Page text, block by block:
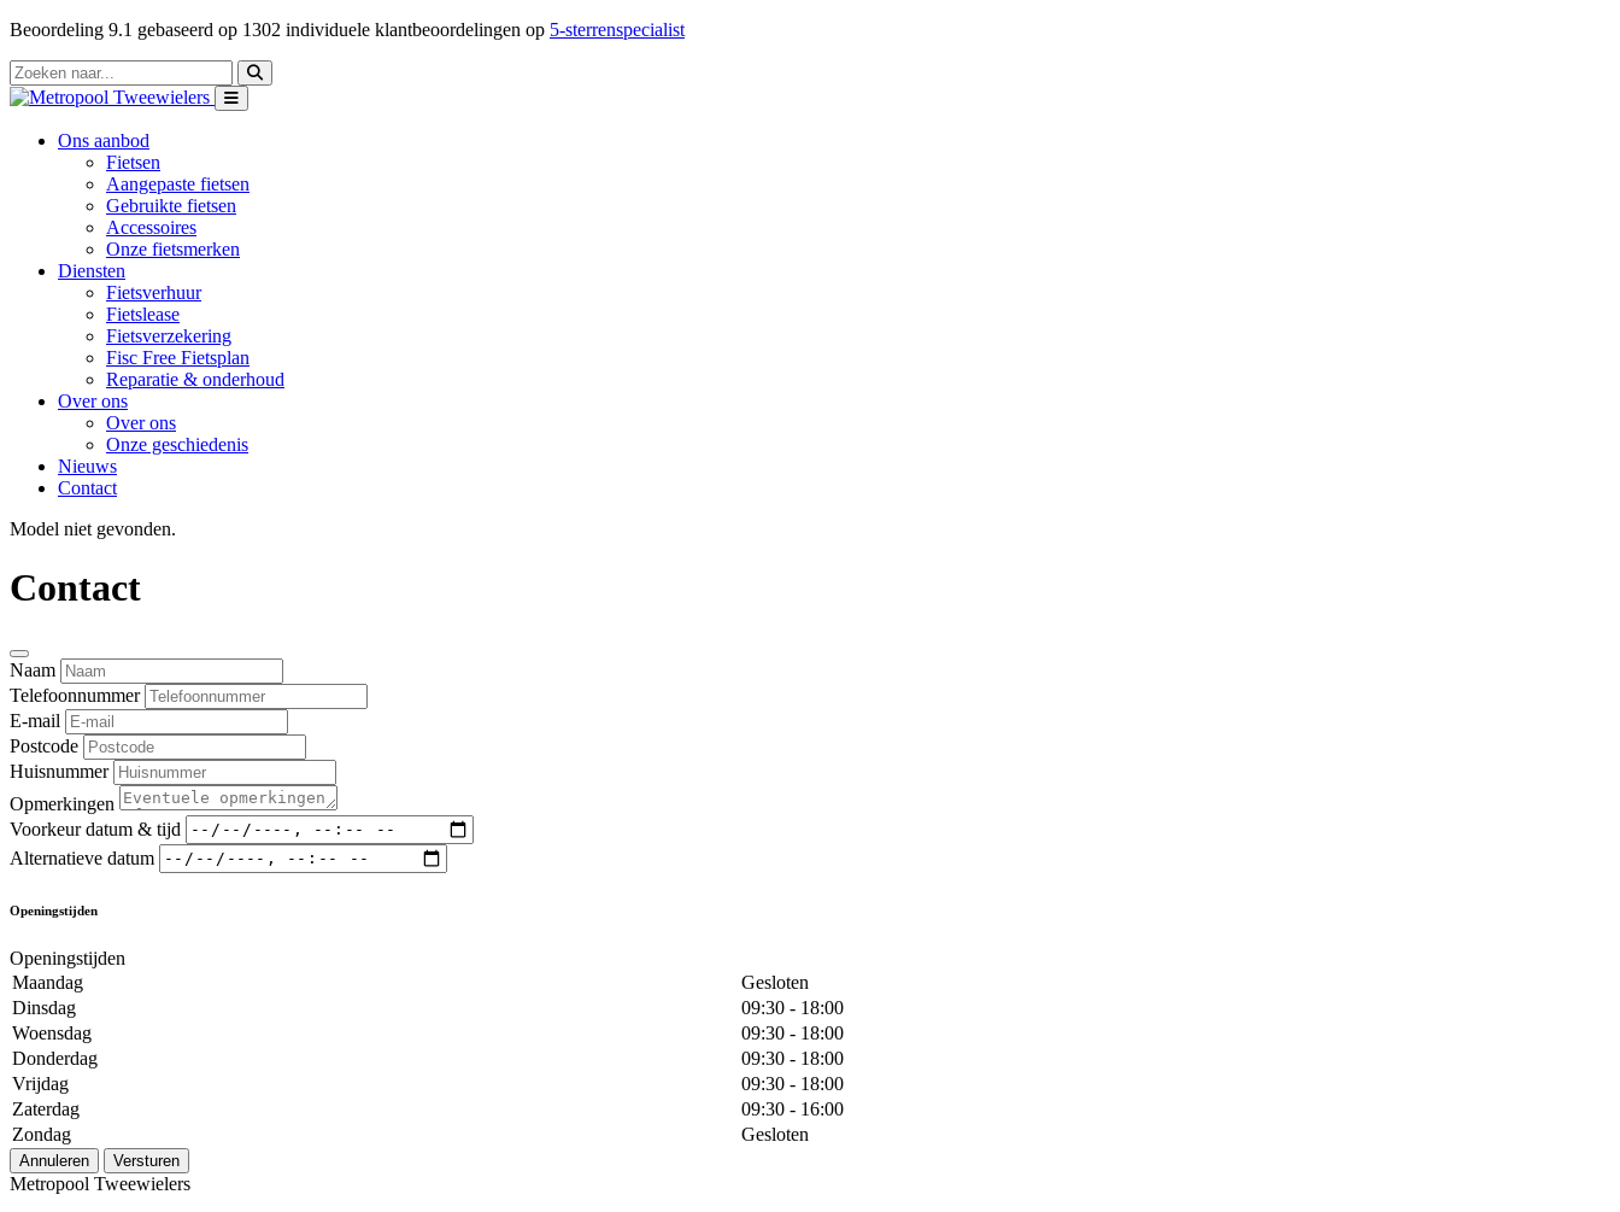
Beoordeling 9.1 gebaseerd op 1302 individuele klantbeoordelingen op 5-sterrenspecialist
Ons aanbod
Fietsen
Aangepaste fietsen
Gebruikte fietsen
Accessoires
Onze fietsmerken
Diensten
Fietsverhuur
Fietslease
Fietsverzekering
Fisc Free Fietsplan
Reparatie & onderhoud
Over ons
Over ons
Onze geschiedenis
Nieuws
Contact
Model niet gevonden.
Contact
Naam
Telefoonnummer
E-mail
Postcode
Huisnummer
Opmerkingen
Voorkeur datum & tijd
Alternatieve datum
Openingstijden
Openingstijden
Maandag
Gesloten
Dinsdag
09:30 - 18:00
Woensdag
09:30 - 18:00
Donderdag
09:30 - 18:00
Vrijdag
09:30 - 18:00
Zaterdag
09:30 - 16:00
Zondag
Gesloten
Annuleren Versturen
Metropool Tweewielers